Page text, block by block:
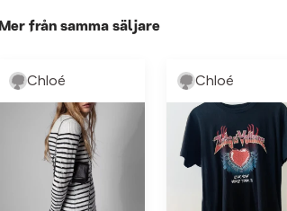
Mer från samma säljare
Chloé Chloé